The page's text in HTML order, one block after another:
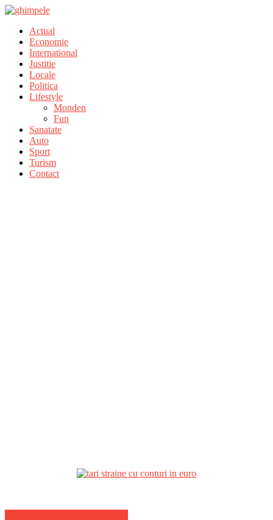
Actual
Economie
International
Justitie
Locale
Politica
Lifestyle
Monden
Fun
Sanatate
Auto
Sport
Turism
Contact